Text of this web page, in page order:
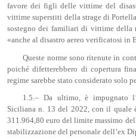
favore dei figli delle vittime del
vittime superstiti della strage di
sostegno dei familiari di vittime della
«anche al disastro aereo verificatosi in
Queste norme sono ritenute in
poiché difetterebbero di copertura
regime sarebbe stato considerato solo
1.5.– Da ultimo, è impugnato
Siciliana n. 13 del 2022, con il quale
311.964,80 euro del limite massimo
stabilizzazione del personale dell’ex